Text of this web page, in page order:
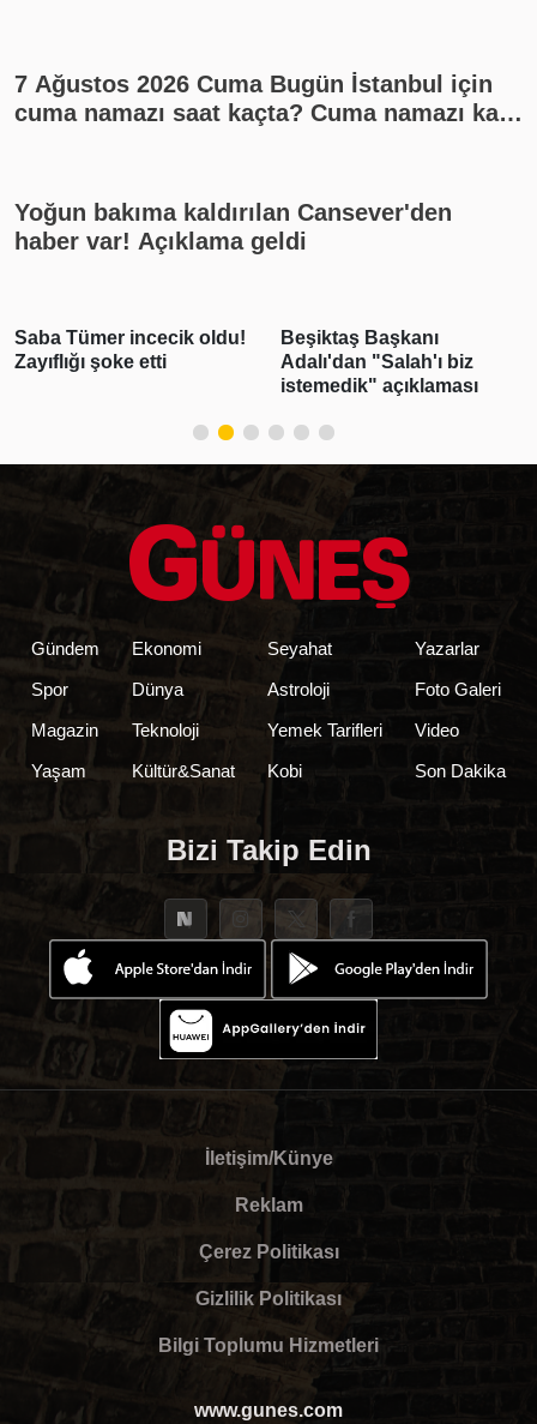
7 Ağustos 2026 Cuma Bugün İstanbul için
cuma namazı saat kaçta? Cuma namazı kaç
Yoğun bakıma kaldırılan Cansever'den
haber var! Açıklama geldi
Saba Tümer incecik oldu!
Zayıflığı şoke etti
Beşiktaş Başkanı
Adalı'dan "Salah'ı biz
istemedik" açıklaması
Gündem
Spor
Magazin
Yaşam
Ekonomi
Dünya
Teknoloji
Kültür&Sanat
Seyahat
Astroloji
Yemek Tarifleri
Kobi
Yazarlar
Foto Galeri
Video
Son Dakika
Bizi Takip Edin
İletişim/Künye
Reklam
Çerez Politikası
Gizlilik Politikası
Bilgi Toplumu Hizmetleri
www.gunes.com